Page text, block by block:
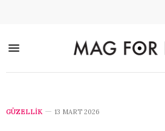
GÜZELLİK 13 MART 2026